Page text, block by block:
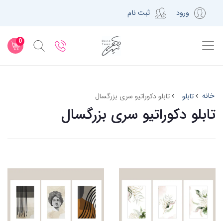
ورود ثبت نام
0
خانه تابلو تابلو دکوراتیو سری بزرگسال
تابلو دکوراتیو سری بزرگسال